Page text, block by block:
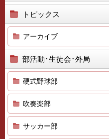
トピックス
アーカイブ
部活動･生徒会･外局
硬式野球部
吹奏楽部
サッカー部